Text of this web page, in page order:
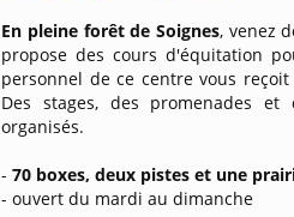
En pleine forêt de Soignes, venez
propose des cours d'équitation
personnel de ce centre vous
Des stages, des promenades
organisés.
-70 boxes, deux pistes et une
- ouvert du mardi au dimanche